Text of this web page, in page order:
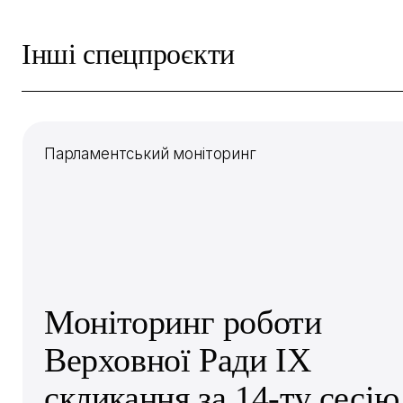
Інші спецпроєкти
Парламентський моніторинг
Моніторинг роботи
Верховної Ради IX